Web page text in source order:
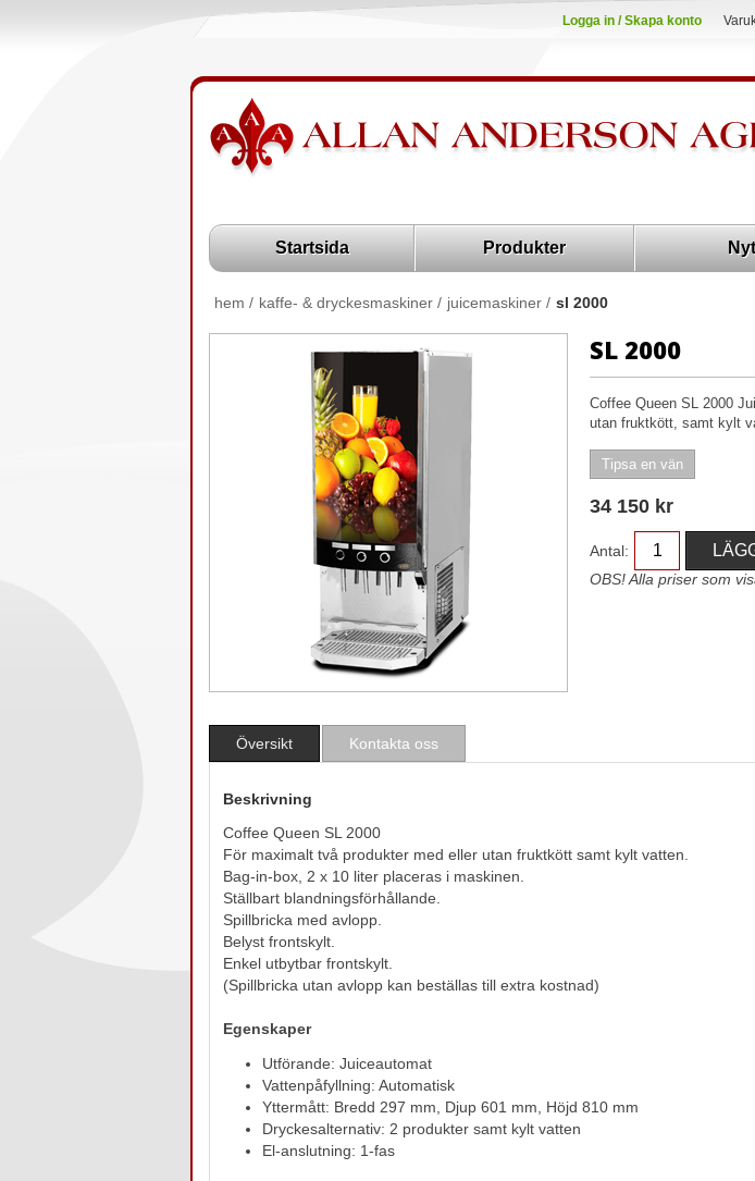
Logga in / Skapa konto
Startsida Produkter
hem / kaffe- & dryckesmaskiner / juicemaskiner / sl 2000
SL 2000
Coffee Queen SL 2000
utan fruktkött, samt kylt
34 150 kr
Antal:
OBS! Alla priser som
Översikt Kontakta oss
Beskrivning
Coffee Queen SL 2000
För maximalt två produkter med eller utan fruktkött samt kylt vatten.
Bag-in-box, 2 x 10 liter placeras i maskinen.
Ställbart blandningsförhållande.
Spillbricka med avlopp.
Belyst frontskylt.
Enkel utbytbar frontskylt.
(Spillbricka utan avlopp kan beställas till extra kostnad)
Egenskaper
Utförande: Juiceautomat
Vattenpåfyllning: Automatisk
Yttermått: Bredd 297 mm, Djup 601 mm, Höjd 810 mm
Dryckesalternativ: 2 produkter samt kylt vatten
El-anslutning: 1-fas